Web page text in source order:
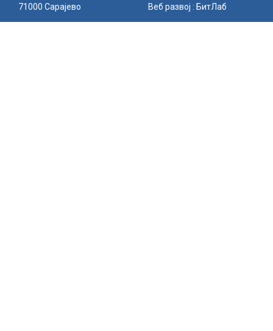
71000 Сарајево
Веб развој : БитЛаб